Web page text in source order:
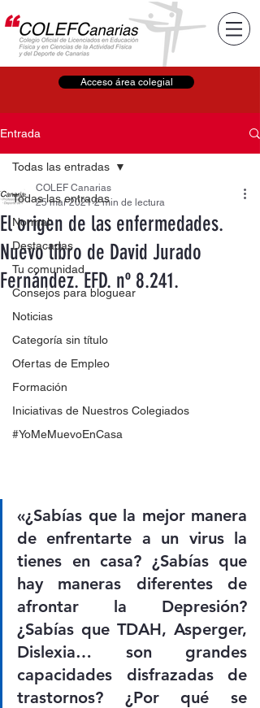
Acceso área colegial
Entrada
Todas las entradas
Normal
Destacadas
Tu comunidad
Consejos para bloguear
Noticias
Categoría sin título
Ofertas de Empleo
Formación
Iniciativas de Nuestros Colegiados
#YoMeMuevoEnCasa
Todas las entradas
El origen de las enfermedades.
Nuevo libro de David Jurado
Fernández. EFD. nº 8.241.
COLEF Canarias
25 mar 2021 2 min de lectura
«¿Sabías que la mejor manera
de enfrentarte a un virus la
tienes en casa? ¿Sabías que
hay maneras diferentes de
afrontar la Depresión?
¿Sabías que TDAH, Asperger,
Dislexia… son grandes
capacidades disfrazadas de
trastornos? ¿Por qué se